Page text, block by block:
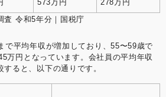
573万円
278万円
査 令和5年分｜国税庁
で平均年収が増加しており、55〜59歳で
万円となっています。会社員の平均年収
ると、以下の通りです。